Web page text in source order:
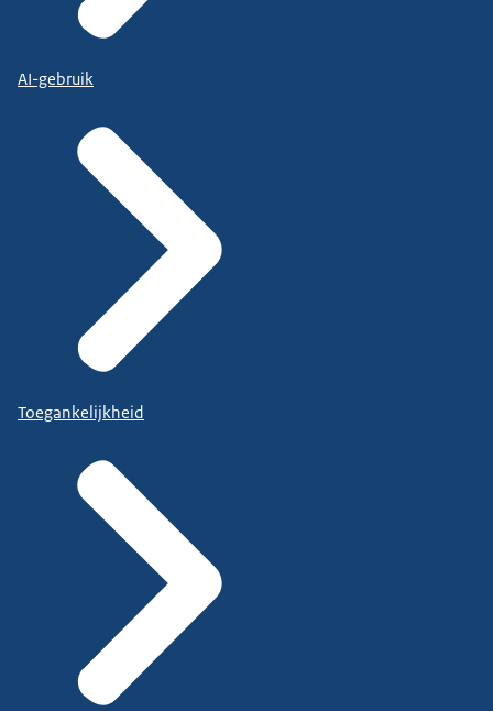
AI-gebruik
Toegankelijkheid